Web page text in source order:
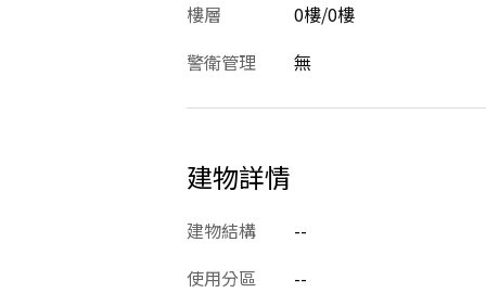
樓層
0樓/0樓
警衛管理
無
建物詳情
建物結構 --
使用分區
--